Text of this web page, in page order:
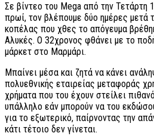
Σε βίντεο του Mega από την Τετάρτη
πρωί, τον βλέπουμε δύο ημέρες μετά
κοπέλας που χθες το απόγευμα
Αλυκές. Ο 32χρονος φθάνει με το
μάρκετ στο Μαρμάρι.
Μπαίνει μέσα και ζητά να κάνει
πολυεθνικής εταιρείας μεταφοράς
χρήματα που του έχουν στείλει
υπάλληλο εάν μπορούν να του
για το εξωτερικό, παίρνοντας την
κάτι τέτοιο δεν γίνεται.